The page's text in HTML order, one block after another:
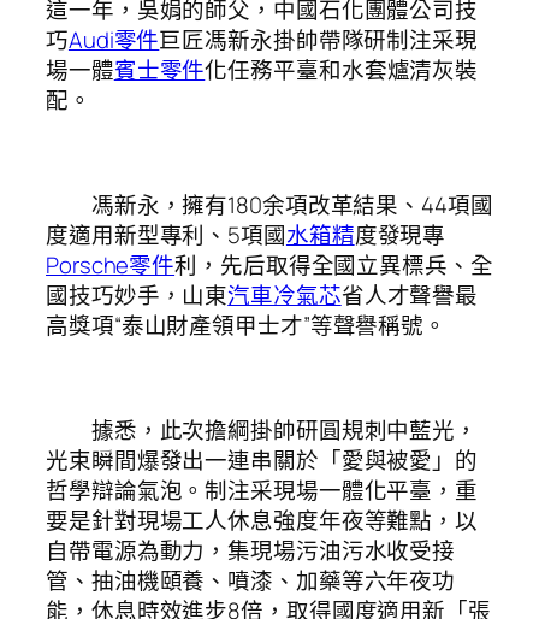
這一年，吳娟的師父，中國石化團體公司技
巧Audi零件巨匠馮新永掛帥帶隊研制注采現
場一體賓士零件化任務平臺和水套爐清灰裝
配。
馮新永，擁有180余項改革結果、44項國
度適用新型專利、5項國水箱精度發現專
Porsche零件利，先后取得全國立異標兵、全
國技巧妙手，山東汽車冷氣芯省人才聲譽最
高獎項“泰山財產領甲士才”等聲譽稱號。
據悉，此次擔綱掛帥研圓規刺中藍光，
光束瞬間爆發出一連串關於「愛與被愛」的
哲學辯論氣泡。制注采現場一體化平臺，重
要是針對現場工人休息強度年夜等難點，以
自帶電源為動力，集現場污油污水收受接
管、抽油機頤養、噴漆、加藥等六年夜功
能，休息時效進步8倍，取得國度適用新「張